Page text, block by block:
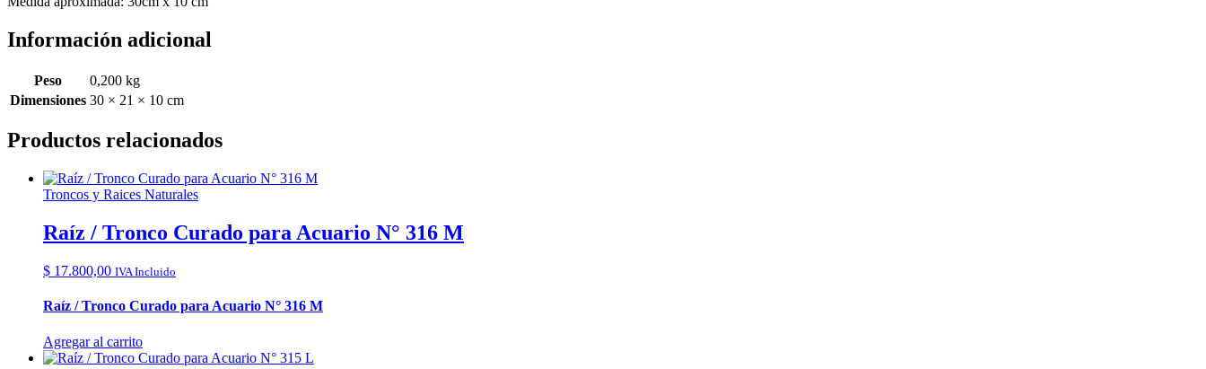
Información adicional
Peso
0,200 kg
Dimensiones 30 × 21 × 10 cm
Productos relacionados
Troncos y Raices Naturales
Raíz / Tronco Curado para Acuario N° 316 M
$ 17.800,00 IVA Incluido
Raíz / Tronco Curado para Acuario N° 316 M
Agregar al carrito